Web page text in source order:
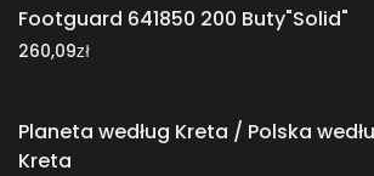
Footguard 641850 200 Buty"Solid"
260,09zł
Planeta według Kreta / Polska
Kreta